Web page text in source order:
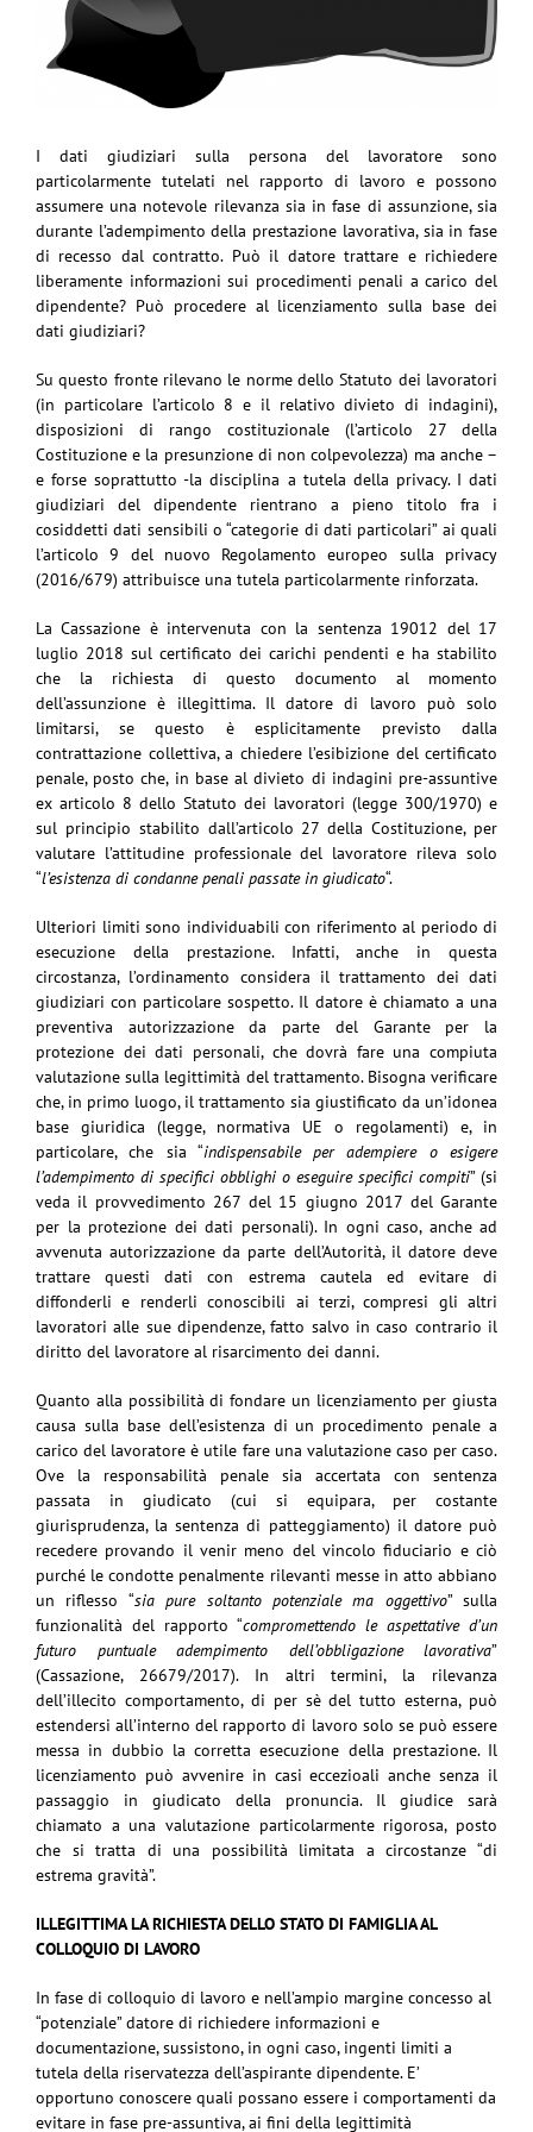
I dati giudiziari sulla persona del lavoratore sono
particolarmente tutelati nel rapporto di lavoro e possono
assumere una notevole rilevanza sia in fase di assunzione, sia
durante l’adempimento della prestazione lavorativa, sia in fase
di recesso dal contratto. Può il datore trattare e richiedere
liberamente informazioni sui procedimenti penali a carico del
dipendente? Può procedere al licenziamento sulla base dei
dati giudiziari?
Su questo fronte rilevano le norme dello Statuto dei lavoratori
(in particolare l’articolo 8 e il relativo divieto di indagini),
disposizioni di rango costituzionale (l’articolo 27 della
Costituzione e la presunzione di non colpevolezza) ma anche –
e forse soprattutto -la disciplina a tutela della privacy. I dati
giudiziari del dipendente rientrano a pieno titolo fra i
cosiddetti dati sensibili o “categorie di dati particolari” ai quali
l’articolo 9 del nuovo Regolamento europeo sulla privacy
(2016/679) attribuisce una tutela particolarmente rinforzata.
La Cassazione è intervenuta con la sentenza 19012 del 17
luglio 2018 sul certificato dei carichi pendenti e ha stabilito
che la richiesta di questo documento al momento
dell’assunzione è illegittima. Il datore di lavoro può solo
limitarsi, se questo è esplicitamente previsto dalla
contrattazione collettiva, a chiedere l’esibizione del certificato
penale, posto che, in base al divieto di indagini pre-assuntive
ex articolo 8 dello Statuto dei lavoratori (legge 300/1970) e
sul principio stabilito dall’articolo 27 della Costituzione, per
valutare l’attitudine professionale del lavoratore rileva solo
“l’esistenza di condanne penali passate in giudicato“.
Ulteriori limiti sono individuabili con riferimento al periodo di
esecuzione della prestazione. Infatti, anche in questa
circostanza, l’ordinamento considera il trattamento dei dati
giudiziari con particolare sospetto. Il datore è chiamato a una
preventiva autorizzazione da parte del Garante per la
protezione dei dati personali, che dovrà fare una compiuta
valutazione sulla legittimità del trattamento. Bisogna verificare
che, in primo luogo, il trattamento sia giustificato da un’idonea
base giuridica (legge, normativa UE o regolamenti) e, in
particolare, che sia “indispensabile per adempiere o esigere
l’adempimento di specifici obblighi o eseguire specifici compiti” (si
veda il provvedimento 267 del 15 giugno 2017 del Garante
per la protezione dei dati personali). In ogni caso, anche ad
avvenuta autorizzazione da parte dell’Autorità, il datore deve
trattare questi dati con estrema cautela ed evitare di
diffonderli e renderli conoscibili ai terzi, compresi gli altri
lavoratori alle sue dipendenze, fatto salvo in caso contrario il
diritto del lavoratore al risarcimento dei danni.
Quanto alla possibilità di fondare un licenziamento per giusta
causa sulla base dell’esistenza di un procedimento penale a
carico del lavoratore è utile fare una valutazione caso per caso.
Ove la responsabilità penale sia accertata con sentenza
passata in giudicato (cui si equipara, per costante
giurisprudenza, la sentenza di patteggiamento) il datore può
recedere provando il venir meno del vincolo fiduciario e ciò
purché le condotte penalmente rilevanti messe in atto abbiano
un riflesso “sia pure soltanto potenziale ma oggettivo” sulla
funzionalità del rapporto “compromettendo le aspettative d’un
futuro puntuale adempimento dell’obbligazione lavorativa”
(Cassazione, 26679/2017). In altri termini, la rilevanza
dell’illecito comportamento, di per sè del tutto esterna, può
estendersi all’interno del rapporto di lavoro solo se può essere
messa in dubbio la corretta esecuzione della prestazione. Il
licenziamento può avvenire in casi eccezioali anche senza il
passaggio in giudicato della pronuncia. Il giudice sarà
chiamato a una valutazione particolarmente rigorosa, posto
che si tratta di una possibilità limitata a circostanze “di
estrema gravità”.
ILLEGITTIMA LA RICHIESTA DELLO STATO DI FAMIGLIA AL
COLLOQUIO DI LAVORO
In fase di colloquio di lavoro e nell’ampio margine concesso al
“potenziale” datore di richiedere informazioni e
documentazione, sussistono, in ogni caso, ingenti limiti a
tutela della riservatezza dell’aspirante dipendente. E’
opportuno conoscere quali possano essere i comportamenti da
evitare in fase pre-assuntiva, ai fini della legittimità